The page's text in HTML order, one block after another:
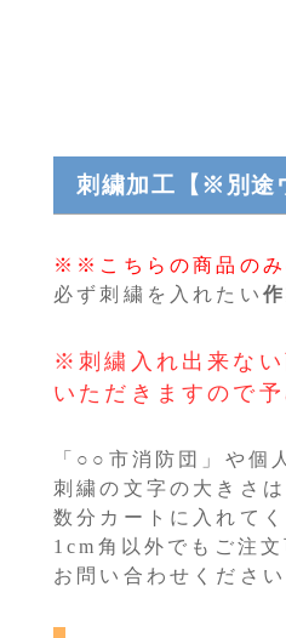
刺繍加工【※別途
※※こちらの商品の
必ず刺繍を入れたい
※刺繍入れ出来ない
いただきますので
「○○市消防団」や個
刺繍の文字の大きさ
数分カートに入れて
1cm角以外でもご注
お問い合わせください